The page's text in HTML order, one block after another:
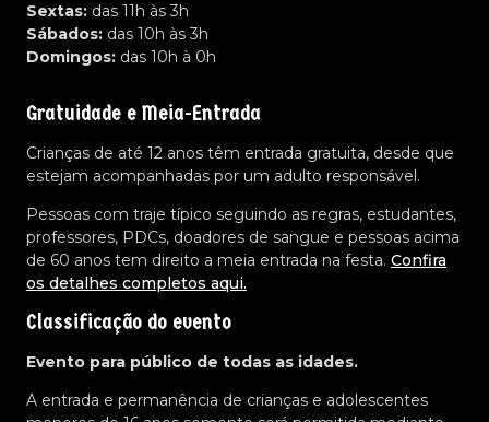
Sextas: das 11h às 3h
Sábados: das 10h às 3h
Domingos: das 10h à 0h
Gratuidade e Meia-Entrada
Crianças de até 12 anos têm entrada gratuita, desde que
estejam acompanhadas por um adulto responsável.
Pessoas com traje típico seguindo as regras, estudantes,
professores, PDCs, doadores de sangue e pessoas acima
de 60 anos tem direito a meia entrada na festa. Confira
os detalhes completos aqui.
Classificação do evento
Evento para público de todas as idades.
A entrada e permanência de crianças e adolescentes